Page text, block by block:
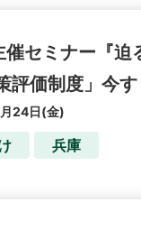
催セミナー『
評価制度」今
24日(金)
兵庫